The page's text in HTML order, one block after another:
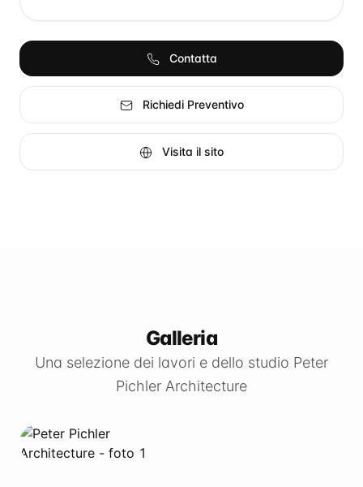
Contatta
Richiedi Preventivo
Visita il sito
Galleria
Una selezione dei lavori e dello studio Peter
Pichler Architecture